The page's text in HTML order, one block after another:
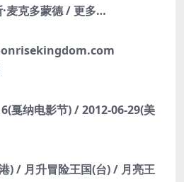
麦克多蒙德 / 更多…
戛纳电影节) / 2012-06-29(美
) / 月升冒险王国(台) / 月亮王